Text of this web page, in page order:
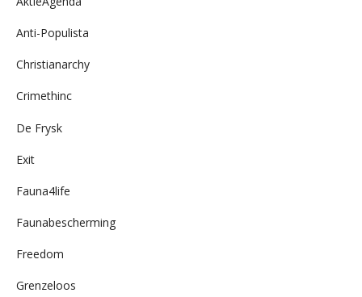
Anti-Populista
Christianarchy
Crimethinc
De Frysk
Exit
Fauna4life
Faunabescherming
Freedom
Grenzeloos